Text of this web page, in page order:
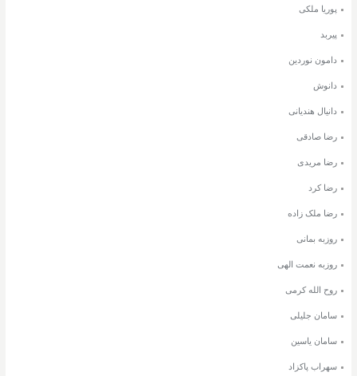
پوریا ملکی
پیربد
دامون نوردین
دانوش
دانیال هندیانی
رضا صادقی
رضا مریدی
رضا کرد
رضا ملک زاده
روزبه بمانی
روزبه نعمت الهی
روح الله کرمی
سامان جلیلی
سامان یاسین
سهراب پاکزاد